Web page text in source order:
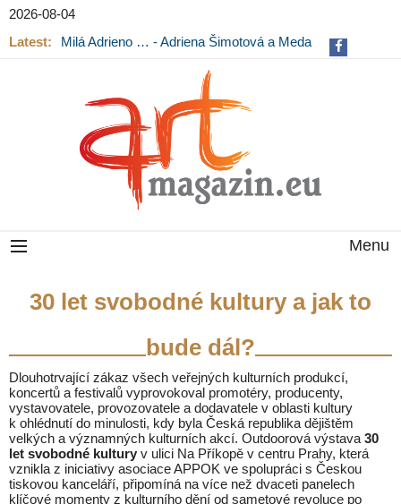
2026-08-04
Latest:
Milá Adrieno … - Adriena Šimotová a Meda
Menu
30 let svobodné kultury a jak to
bude dál?
Dlouhotrvající zákaz všech veřejných kulturních produkcí,
koncertů a festivalů vyprovokoval promotéry, producenty,
vystavovatele, provozovatele a dodavatele v oblasti kultury
k ohlédnutí do minulosti, kdy byla Česká republika dějištěm
velkých a významných kulturních akcí. Outdoorová výstava 30
let svobodné kultury v ulici Na Příkopě v centru Prahy, která
vznikla z iniciativy asociace APPOK ve spolupráci s Českou
tiskovou kanceláří, připomíná na více než dvaceti panelech
klíčové momenty z kulturního dění od sametové revoluce po